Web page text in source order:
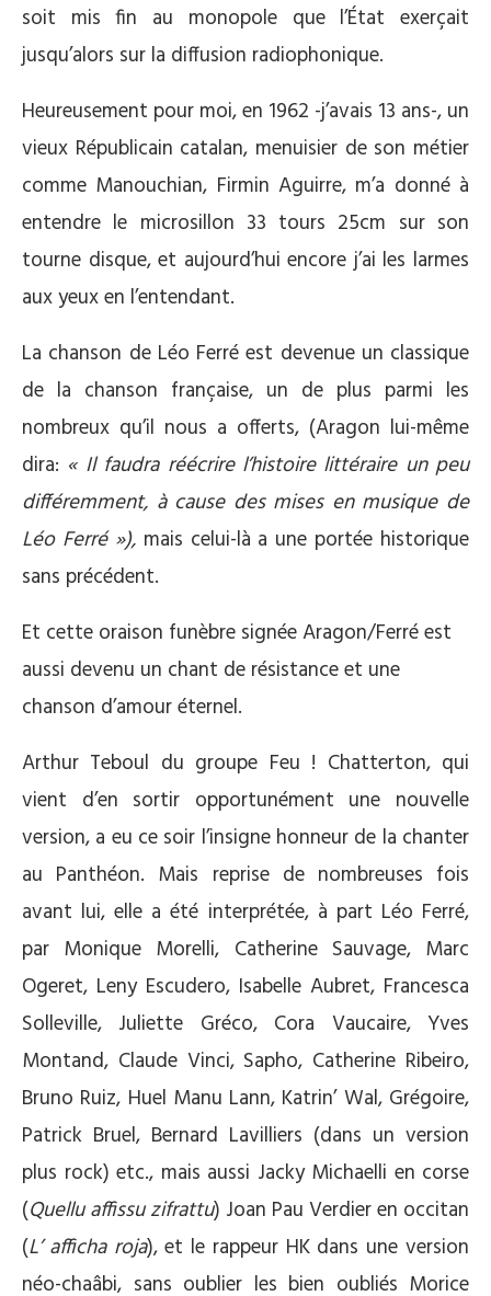
soit mis fin au monopole que l’État exerçait
jusqu’alors sur la diffusion radiophonique.
Heureusement pour moi, en 1962 -j’avais 13 ans-, un
vieux Républicain catalan, menuisier de son métier
comme Manouchian, Firmin Aguirre, m’a donné à
entendre le microsillon 33 tours 25cm sur son
tourne disque, et aujourd’hui encore j’ai les larmes
aux yeux en l’entendant.
La chanson de Léo Ferré est devenue un classique
de la chanson française, un de plus parmi les
nombreux qu’il nous a offerts, (Aragon lui-même
dira: « Il faudra réécrire l’histoire littéraire un peu
différemment, à cause des mises en musique de
Léo Ferré »), mais celui-là a une portée historique
sans précédent.
Et cette oraison funèbre signée Aragon/Ferré est
aussi devenu un chant de résistance et une
chanson d’amour éternel.
Arthur Teboul du groupe Feu ! Chatterton, qui
vient d’en sortir opportunément une nouvelle
version, a eu ce soir l’insigne honneur de la chanter
au Panthéon. Mais reprise de nombreuses fois
avant lui, elle a été interprétée, à part Léo Ferré,
par Monique Morelli, Catherine Sauvage, Marc
Ogeret, Leny Escudero, Isabelle Aubret, Francesca
Solleville, Juliette Gréco, Cora Vaucaire, Yves
Montand, Claude Vinci, Sapho, Catherine Ribeiro,
Bruno Ruiz, Huel Manu Lann, Katrin’ Wal, Grégoire,
Patrick Bruel, Bernard Lavilliers (dans un version
plus rock) etc., mais aussi Jacky Michaelli en corse
(Quellu affissu zifrattu) Joan Pau Verdier en occitan
(L’ afficha roja), et le rappeur HK dans une version
néo-chaâbi, sans oublier les bien oubliés Morice